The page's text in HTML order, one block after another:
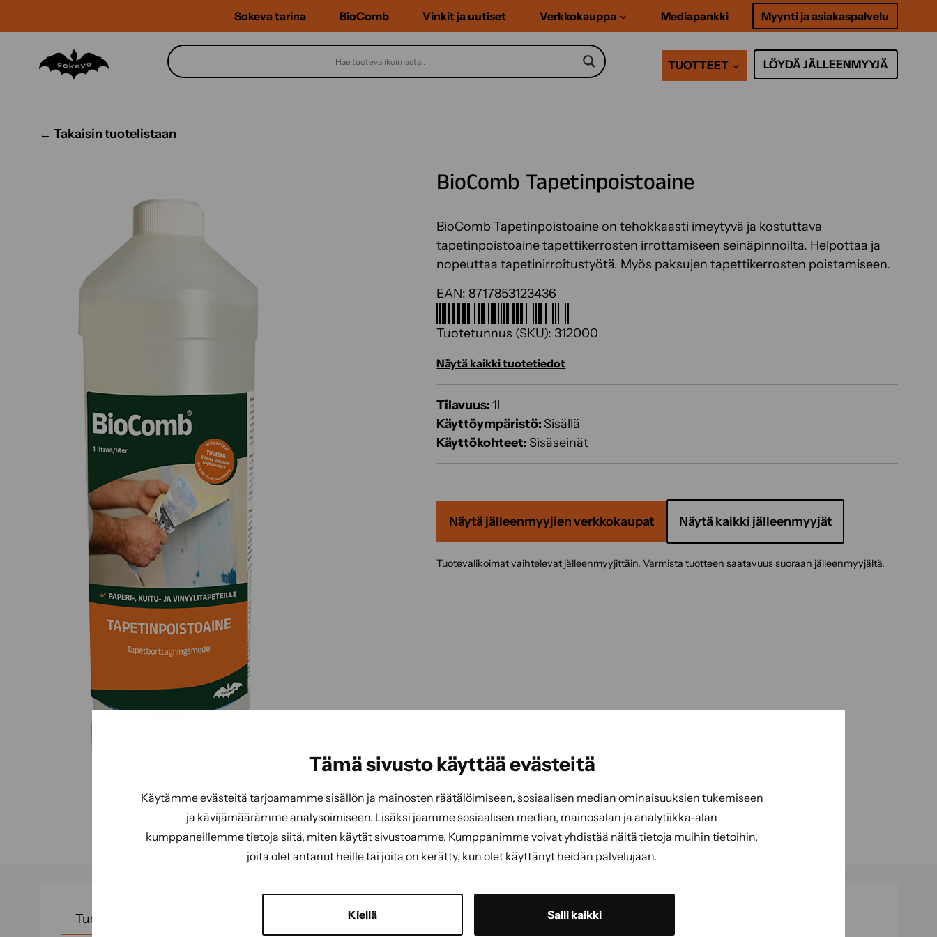
Tämä sivusto käyttää evästeitä
Käytämme evästeitä tarjoamamme sisällön ja mainosten räätälöimiseen, sosiaalisen median ominaisuuksien tukemiseen
ja kävijämäärämme analysoimiseen. Lisäksi jaamme sosiaalisen median, mainosalan ja analytiikka-alan
kumppaneillemme tietoja siitä, miten käytät sivustoamme. Kumppanimme voivat yhdistää näitä tietoja muihin tietoihin,
joita olet antanut heille tai joita on kerätty, kun olet käyttänyt heidän palvelujaan.
Kiellä Salli kaikki
Sokeva tarina BioComb Vinkit ja uutiset Verkkokauppa Mediapankki Myynti ja asiakaspalvelu
TUOTTEET LÖYDÄ JÄLLEENMYYJÄ
← Takaisin tuotelistaan
BioComb Tapetinpoistoaine
BioComb Tapetinpoistoaine on tehokkaasti imeytyvä ja kostuttava
tapetinpoistoaine tapettikerrosten irrottamiseen seinäpinnoilta. Helpottaa ja
nopeuttaa tapetinirroitustyötä. Myös paksujen tapettikerrosten poistamiseen.
EAN:8717853123436
Tuotetunnus (SKU):312000
Näytä kaikki tuotetiedot
Tilavuus:1l
Käyttöympäristö: Sisällä
Käyttökohteet: Sisäseinät
Näytä jälleenmyyjien verkkokaupat Näytä kaikki jälleenmyyjät
Tuotevalikoimat vaihtelevat jälleenmyyjittäin. Varmista tuotteen saatavuus suoraan jälleenmyyjältä.
Tuotekuvaus Käyttöturvallisuus